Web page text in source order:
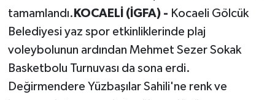
tamamlandı. KOCAELİ (İGFA) - Kocaeli Gölcük
Belediyesi yaz spor etkinliklerinde plaj
voleybolunun ardından Mehmet Sezer Sokak
Basketbolu Turnuvası da sona erdi.
Değirmendere Yüzbaşılar Sahili'ne renk ve